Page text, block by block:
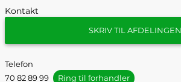
Kontakt
SKRIV TIL AFDELINGEN
Telefon
70 82 89 99
Ring til forhandler